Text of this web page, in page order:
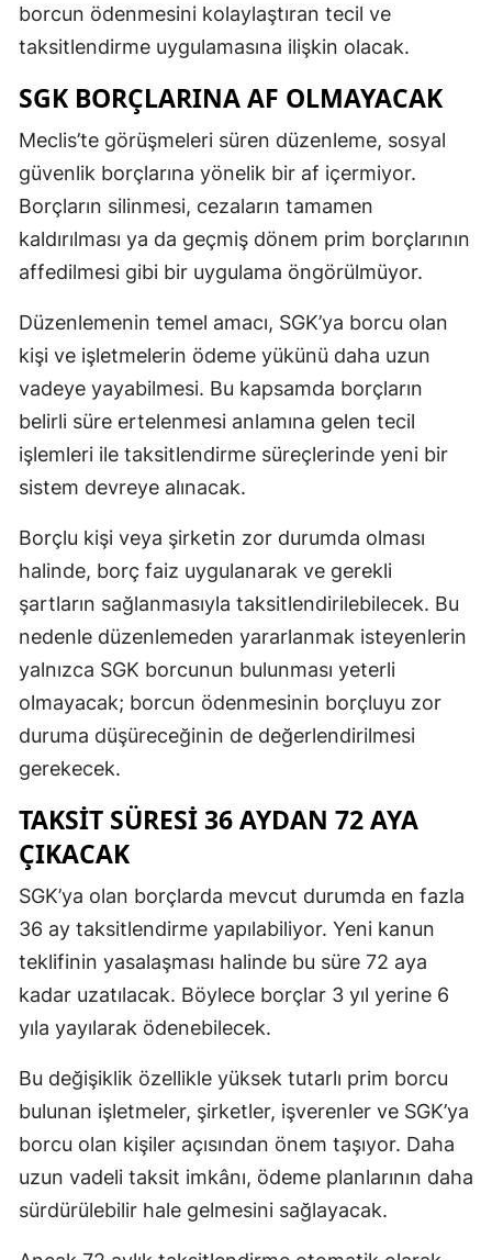
borcun ödenmesini kolaylaştıran tecil ve
taksitlendirme uygulamasına ilişkin olacak.
SGK BORÇLARINA AF OLMAYACAK
Meclis’te görüşmeleri süren düzenleme, sosyal
güvenlik borçlarına yönelik bir af içermiyor.
Borçların silinmesi, cezaların tamamen
kaldırılması ya da geçmiş dönem prim borçlarının
affedilmesi gibi bir uygulama öngörülmüyor.
Düzenlemenin temel amacı, SGK’ya borcu olan
kişi ve işletmelerin ödeme yükünü daha uzun
vadeye yayabilmesi. Bu kapsamda borçların
belirli süre ertelenmesi anlamına gelen tecil
işlemleri ile taksitlendirme süreçlerinde yeni bir
sistem devreye alınacak.
Borçlu kişi veya şirketin zor durumda olması
halinde, borç faiz uygulanarak ve gerekli
şartların sağlanmasıyla taksitlendirilebilecek. Bu
nedenle düzenlemeden yararlanmak isteyenlerin
yalnızca SGK borcunun bulunması yeterli
olmayacak; borcun ödenmesinin borçluyu zor
duruma düşüreceğinin de değerlendirilmesi
gerekecek.
TAKSIT SÜRESI 36 AYDAN 72 AYA
ÇIKACAK
SGK’ya olan borçlarda mevcut durumda en fazla
36 ay taksitlendirme yapılabiliyor. Yeni kanun
teklifinin yasalaşması halinde bu süre 72 aya
kadar uzatılacak. Böylece borçlar 3 yıl yerine 6
yıla yayılarak ödenebilecek.
Bu değişiklik özellikle yüksek tutarlı prim borcu
bulunan işletmeler, şirketler, işverenler ve SGK’ya
borcu olan kişiler açısından önem taşıyor. Daha
uzun vadeli taksit imkânı, ödeme planlarının daha
sürdürülebilir hale gelmesini sağlayacak.